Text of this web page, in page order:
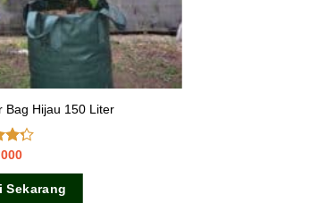
Bag Hijau 150 Liter
Sekarang